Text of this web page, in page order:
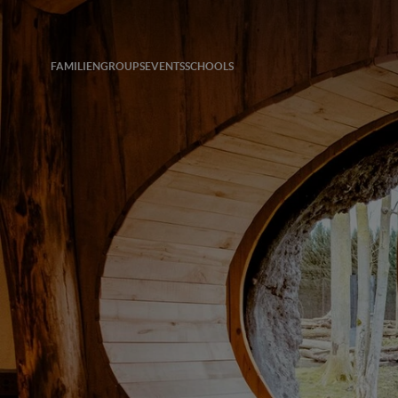
FAMILIENGROUPSEVENTSSCHOOLS